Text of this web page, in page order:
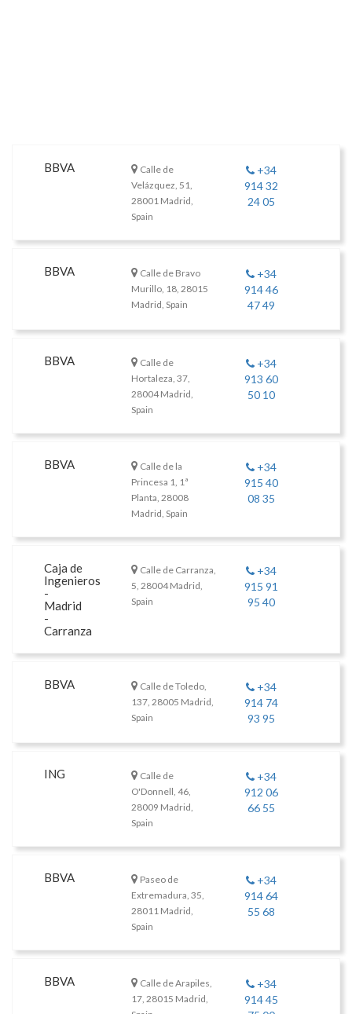
BBVA
Calle de
Velázquez, 51,
28001 Madrid,
Spain
+34
914 32
24 05
BBVA
Calle de Bravo
Murillo, 18, 28015
Madrid, Spain
+34
914 46
47 49
BBVA
Calle de
Hortaleza, 37,
28004 Madrid,
Spain
+34
913 60
50 10
BBVA
Calle de la
Princesa 1, 1ª
Planta, 28008
Madrid, Spain
+34
915 40
08 35
Caja de
Ingenieros
-
Madrid
-
Carranza
Calle de Carranza,
5, 28004 Madrid,
Spain
+34
915 91
95 40
BBVA
Calle de Toledo,
137, 28005 Madrid,
Spain
+34
914 74
93 95
ING
Calle de
O'Donnell, 46,
28009 Madrid,
Spain
+34
912 06
66 55
BBVA
Paseo de
Extremadura, 35,
28011 Madrid,
Spain
+34
914 64
55 68
BBVA
Calle de Arapiles,
17, 28015 Madrid,
+34
914 45